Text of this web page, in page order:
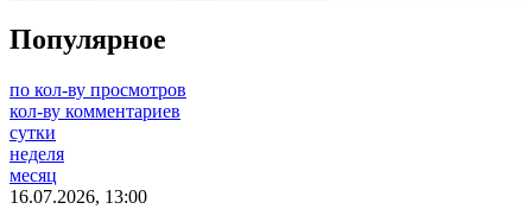
Популярное
по кол-ву просмотров
кол-ву комментариев
сутки
неделя
месяц
16.07.2026, 13:00